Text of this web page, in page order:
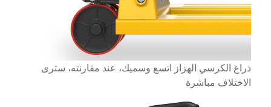
ذراع الكرسي الهزاز اتسع وسميك، عند مقارنته، سترى
الاختلاف مباشرة